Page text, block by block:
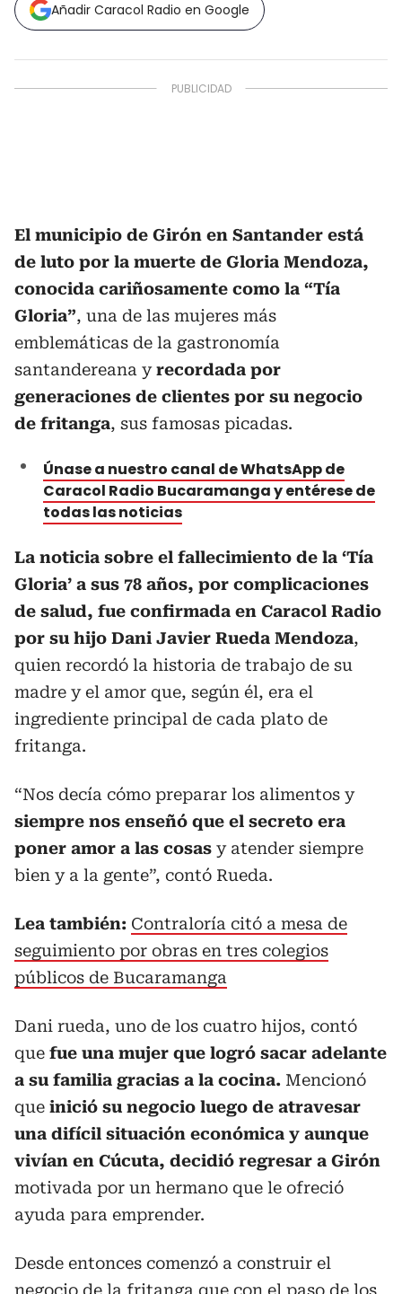
Añadir Caracol Radio en Google
El municipio de Girón en Santander está
de luto por la muerte de Gloria Mendoza,
conocida cariñosamente como la “Tía
Gloria”, una de las mujeres más
emblemáticas de la gastronomía
santandereana yrecordada por
generaciones de clientes por su negocio
de fritanga, sus famosas picadas.
Únase a nuestro canal de WhatsApp de
Caracol Radio Bucaramanga y entérese de
todas las noticias
La noticia sobre el fallecimiento de la ‘Tía
Gloria’ a sus 78 años, por complicaciones
de salud, fue confirmada en Caracol Radio
por su hijo Dani Javier Rueda Mendoza,
quien recordó la historia de trabajo de su
madre y el amor que, según él, era el
ingrediente principal de cada plato de
fritanga.
“Nos decía cómo preparar los alimentos y
siempre nos enseñó que el secreto era
poner amor a las cosas y atender siempre
bien y a la gente”, contó Rueda.
Lea también: Contraloría citó a mesa de
seguimiento por obras en tres colegios
públicos de Bucaramanga
Dani rueda, uno de los cuatro hijos, contó
que fue una mujer que logró sacar adelante
a su familia gracias a la cocina. Mencionó
que inició su negocio luego de atravesar
una difícil situación económica y aunque
vivían en Cúcuta, decidió regresar a Girón
motivada por un hermano que le ofreció
ayuda para emprender.
Desde entonces comenzó a construir el
negocio de la fritanga que con el paso de los